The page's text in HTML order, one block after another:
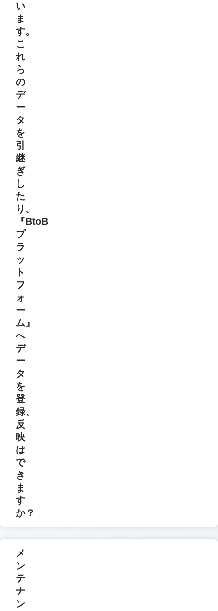
い
ま
す。
こ
れ
ら
の
デ
ー
タ
を
引
継
ぎ
し
た
り、
『BtoB
プ
ラ
ッ
ト
フ
ォ
ー
ム』
へ
デ
ー
タ
を
登
録、
反
映
は
で
き
ま
す
か？
メ
ン
テ
ナ
ン